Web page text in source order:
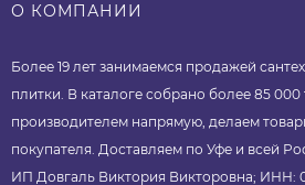
О КОМПАНИИ
Более 19 лет занимаемся продажей
плитки. В каталоге собрано более 85
производителем напрямую, делаем
покупателя. Доставляем по Уфе и всей
ИП Довгаль Виктория Викторовна; ИНН: